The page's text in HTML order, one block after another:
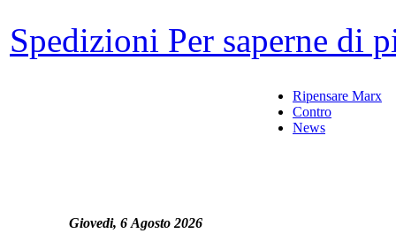
Il
Spedizioni Per saperne di
Giovedi, 6 Agosto 2026
Ripensare Marx
Contro
News